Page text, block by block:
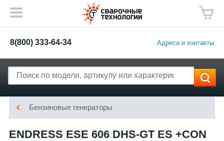
8(800) 333-64-34 Адреса и контакты
Бензиновые генераторы
ENDRESS ESE 606 DHS-GT ES +CON